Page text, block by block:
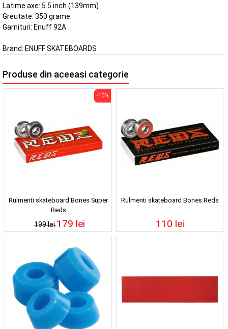
Latime axe: 5.5 inch (139mm)
Greutate: 350 grame
Garnituri: Enuff 92A
Brand: ENUFF SKATEBOARDS
Produse din aceeasi categorie
Rulmenti skateboard Bones Super
Reds
199 lei
-10%
179 lei
Rulmenti skateboard Bones Reds
110 lei